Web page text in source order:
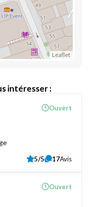
Leaflet
intéresser :
Ouvert
5/5 17Avis
Ouvert